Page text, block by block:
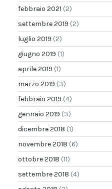
febbraio 2021 (2)
settembre 2019 (2)
luglio 2019 (2)
giugno 2019 (1)
aprile 2019 (1)
marzo 2019 (3)
febbraio 2019 (4)
gennaio 2019 (3)
dicembre 2018 (1)
novembre 2018 (6)
ottobre 2018 (11)
settembre 2018 (4)